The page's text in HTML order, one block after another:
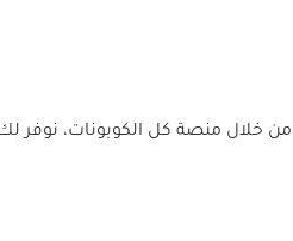
من خلال منصة كل الكوبونات،